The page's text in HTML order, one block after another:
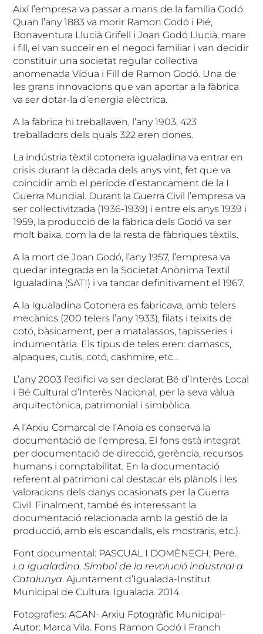
Així l’empresa va passar a mans de la família Godó.
Quan l’any 1883 va morir Ramon Godó i Pié,
Bonaventura Llucià Grifell i Joan Godó Llucià, mare
i fill, el van succeir en el negoci familiar i van decidir
constituir una societat regular col·lectiva
anomenada Vídua i Fill de Ramon Godó. Una de
les grans innovacions que van aportar a la fàbrica
va ser dotar-la d’energia elèctrica.
A la fàbrica hi treballaven, l’any 1903, 423
treballadors dels quals 322 eren dones.
La indústria tèxtil cotonera igualadina va entrar en
crisis durant la dècada dels anys vint, fet que va
coincidir amb el període d’estancament de la I
Guerra Mundial. Durant la Guerra Civil l’empresa va
ser col·lectivitzada (1936-1939) i entre els anys 1939 i
1959, la producció de la fàbrica dels Godó va ser
molt baixa, com la de la resta de fàbriques tèxtils.
A la mort de Joan Godó, l’any 1957, l’empresa va
quedar integrada en la Societat Anònima Textil
Igualadina (SATI) i va tancar definitivament el 1967.
A la Igualadina Cotonera es fabricava, amb telers
mecànics (200 telers l’any 1933), filats i teixits de
cotó, bàsicament, per a matalassos, tapisseries i
indumentària. Els tipus de teles eren: damascs,
alpaques, cutis, cotó, cashmire, etc…
L’any 2003 l’edifici va ser declarat Bé d’Interès Local
i Bé Cultural d’Interès Nacional, per la seva vàlua
arquitectònica, patrimonial i simbòlica.
A l’Arxiu Comarcal de l’Anoia es conserva la
documentació de l’empresa. El fons està integrat
per documentació de direcció, gerència, recursos
humans i comptabilitat. En la documentació
referent al patrimoni cal destacar els plànols i les
valoracions dels danys ocasionats per la Guerra
Civil. Finalment, també és interessant la
documentació relacionada amb la gestió de la
producció, amb els escandalls, els mostraris, etc.).
Font documental: PASCUAL I DOMÈNECH, Pere.
La Igualadina. Símbol de la revolució industrial a
Catalunya. Ajuntament d’Igualada-Institut
Municipal de Cultura. Igualada. 2014.
Fotografies: ACAN- Arxiu Fotogràfic Municipal-
Autor: Marca Vila. Fons Ramon Godó i Franch